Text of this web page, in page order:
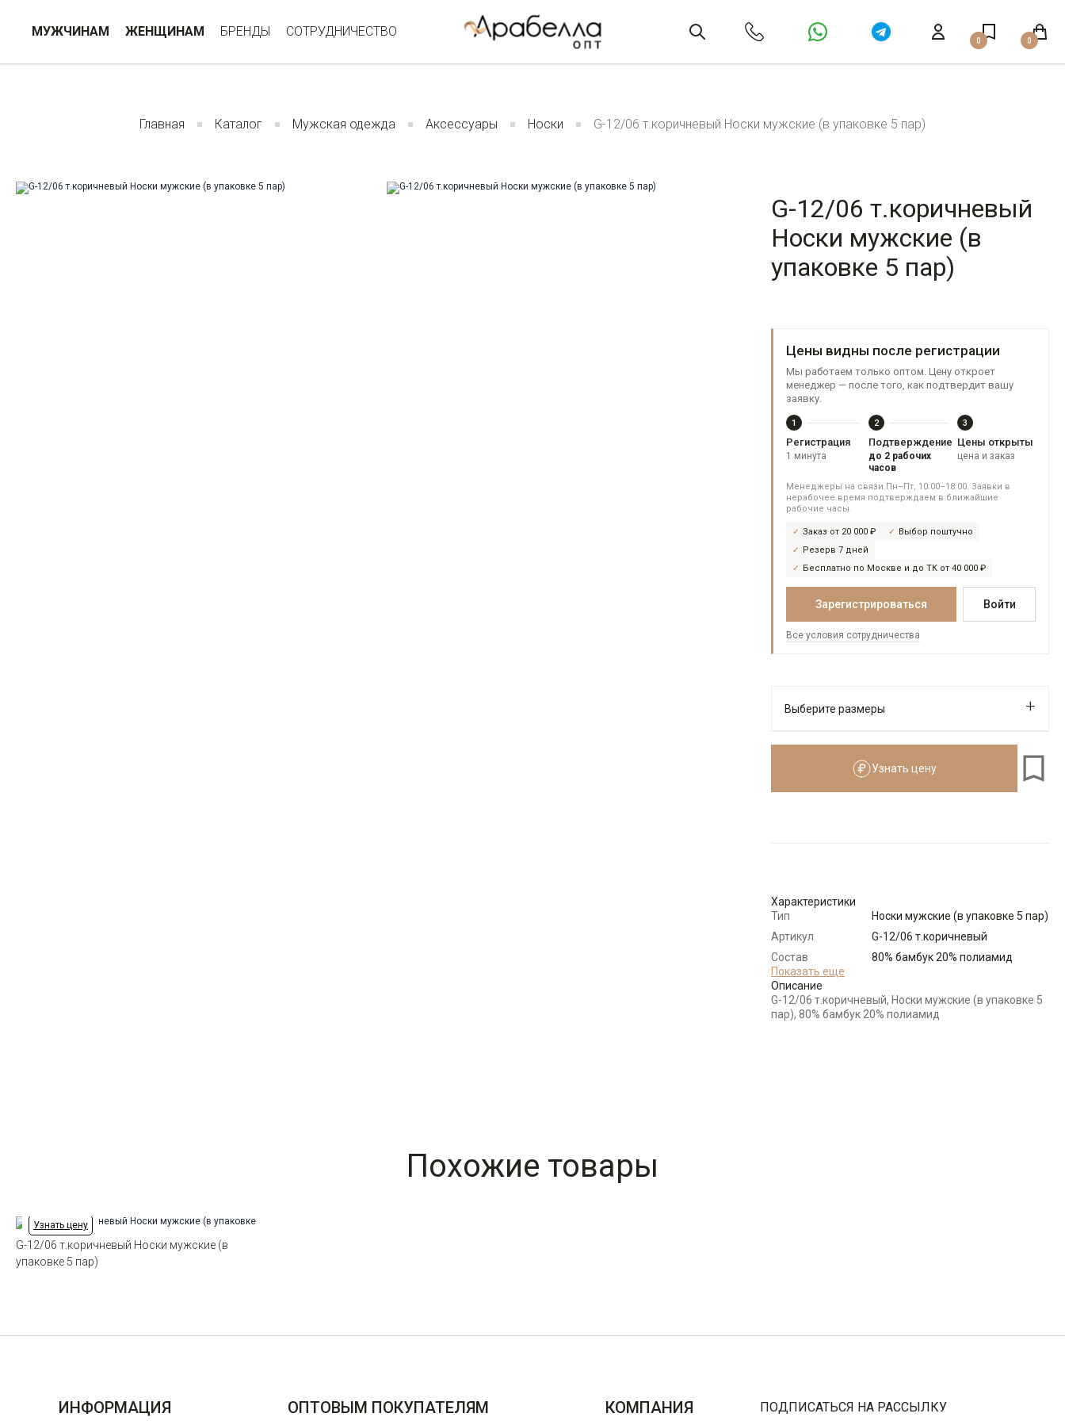
МУЖЧИНАМ ЖЕНЩИНАМ БРЕНДЫ СОТРУДНИЧЕСТВО
0 0
Главная Каталог Мужская одежда Аксессуары Носки G-12/06 т.коричневый Носки мужские (в упаковке 5 пар)
G-12/06 т.коричневый
Носки мужские (в
упаковке 5 пар)
Цены видны после регистрации
Мы работаем только оптом. Цену откроет
менеджер — после того, как подтвердит вашу
заявку.
1
Регистрация
1 минута
2
Подтверждение
до 2 рабочих
часов
3
Цены открыты
цена и заказ
Менеджеры на связи Пн–Пт, 10:00–18:00. Заявки в
нерабочее время подтверждаем в ближайшие
рабочие часы.
Заказ от 20 000 ₽
Выбор поштучно
Резерв 7 дней
Бесплатно по Москве и до ТК от 40 000 ₽
Зарегистрироваться Войти
Все условия сотрудничества
Выберите размеры
Размеры для ростасм
Выбрать размерный ряд
по 1 шт каждого доступного размера
Узнать цену
Характеристики
Тип
Носки мужские (в упаковке 5 пар)
Артикул
G-12/06 т.коричневый
Состав
сырья
80% бамбук 20% полиамид
Бренд
Цвет
Коричневый
Показать еще
Описание
G-12/06 т.коричневый, Носки мужские (в упаковке 5
пар), 80% бамбук 20% полиамид
Похожие товары
Узнать цену
G-12/06 т.коричневый Носки мужские (в
упаковке 5 пар)
ИНФОРМАЦИЯ ОПТОВЫМ ПОКУПАТЕЛЯМ КОМПАНИЯ ПОДПИСАТЬСЯ НА РАССЫЛКУ